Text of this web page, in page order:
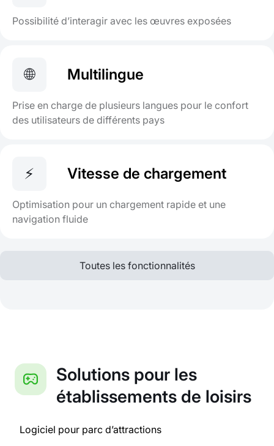
Possibilité d’interagir avec les œuvres exposées
🌐 Multilingue
Prise en charge de plusieurs langues pour le confort
des utilisateurs de différents pays
⚡️ Vitesse de chargement
Optimisation pour un chargement rapide et une
navigation fluide
Toutes les fonctionnalités
Solutions pour les
établissements de loisirs
Logiciel pour parc d’attractions